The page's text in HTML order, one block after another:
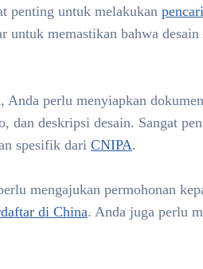
penting untuk melakukan
untuk memastikan bahwa
Anda perlu menyiapkan
dan deskripsi desain. Sangat
spesifik dari CNIPA.
mengajukan permohonan
di China. Anda juga perlu